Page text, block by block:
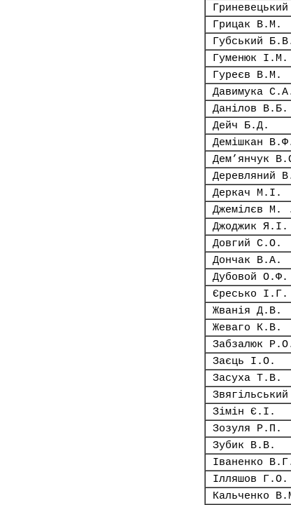
Грицак В.М.
Губський
Гуменюк І.М.
Гуреєв В.М.
Давимука
Данілов В.Б.
Дейч Б.Д.
Демішкан
Дем’янчук
Деревляний
Деркач М.І.
Джемілєв М.
Джоджик Я.І.
Довгий С.О.
Дончак В.А.
Дубовой О.Ф.
Єресько І.Г.
Жванія Д.В.
Жеваго К.В.
Забзалюк
Заєць І.О.
Засуха Т.В.
Зімін Є.І.
Зозуля Р.П.
Зубик В.В.
Іваненко
Ілляшов Г.О.
Кальченко